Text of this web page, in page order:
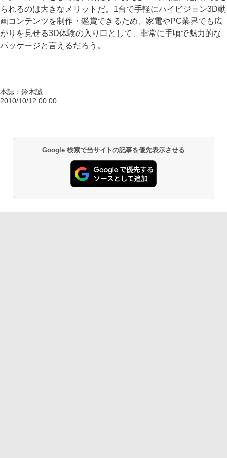
られるのは大きなメリットだ。1台で手軽にハイビジョン3D動
画コンテンツを制作・鑑賞できるため、家電やPC業界でも広
がりを見せる3D体験の入り口として、非常に手頃で魅力的な
パッケージと言えるだろう。
本誌：鈴木誠
2010/10/12 00:00
Google 検索で当サイトの記事を優先表示させる